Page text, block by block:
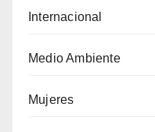
Internacional
Medio Ambiente
Mujeres